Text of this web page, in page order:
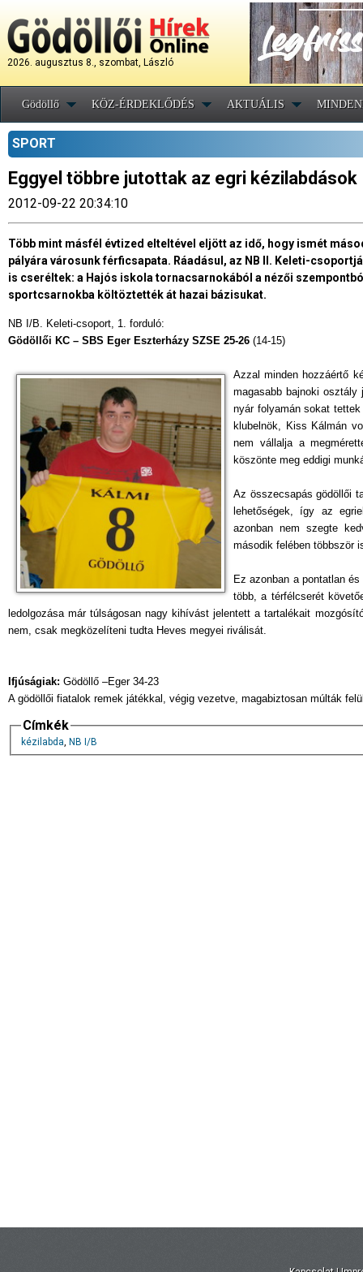
2026. augusztus 8., szombat, László
Gödöllő KÖZ-ÉRDEKLŐDÉS AKTUÁLIS
SPORT
Eggyel többre jutottak az egri kézilabdások
2012-09-22 20:34:10
Több mint másfél évtized elteltével eljött az idő, hogy ismét
pályára városunk férficsapata. Ráadásul, az NB II. Keleti-
is cseréltek: a Hajós iskola tornacsarnokából a nézői
sportcsarnokba költöztették át hazai bázisukat.
NB I/B. Keleti-csoport, 1. forduló:
Gödöllői KC – SBS Eger Eszterházy SZSE 25-26 (14-15)
Azzal minden hozzáértő
magasabb bajnoki
nyár folyamán sokat
klubelnök, Kiss Kálmán
nem vállalja a
köszönte meg eddigi
Az összecsapás gödöllői
lehetőségek, így az
azonban nem szegte
második felében többször
Ez azonban a pontatlan
több, a térfélcserét
ledolgozása már túlságosan nagy kihívást jelentett a tartalékait
nem, csak megközelíteni tudta Heves megyei riválisát.
Ifjúságiak: Gödöllő –Eger 34-23
A gödöllői fiatalok remek játékkal, végig vezetve, magabiztosan múlták
Címkék
kézilabda, NB I/B